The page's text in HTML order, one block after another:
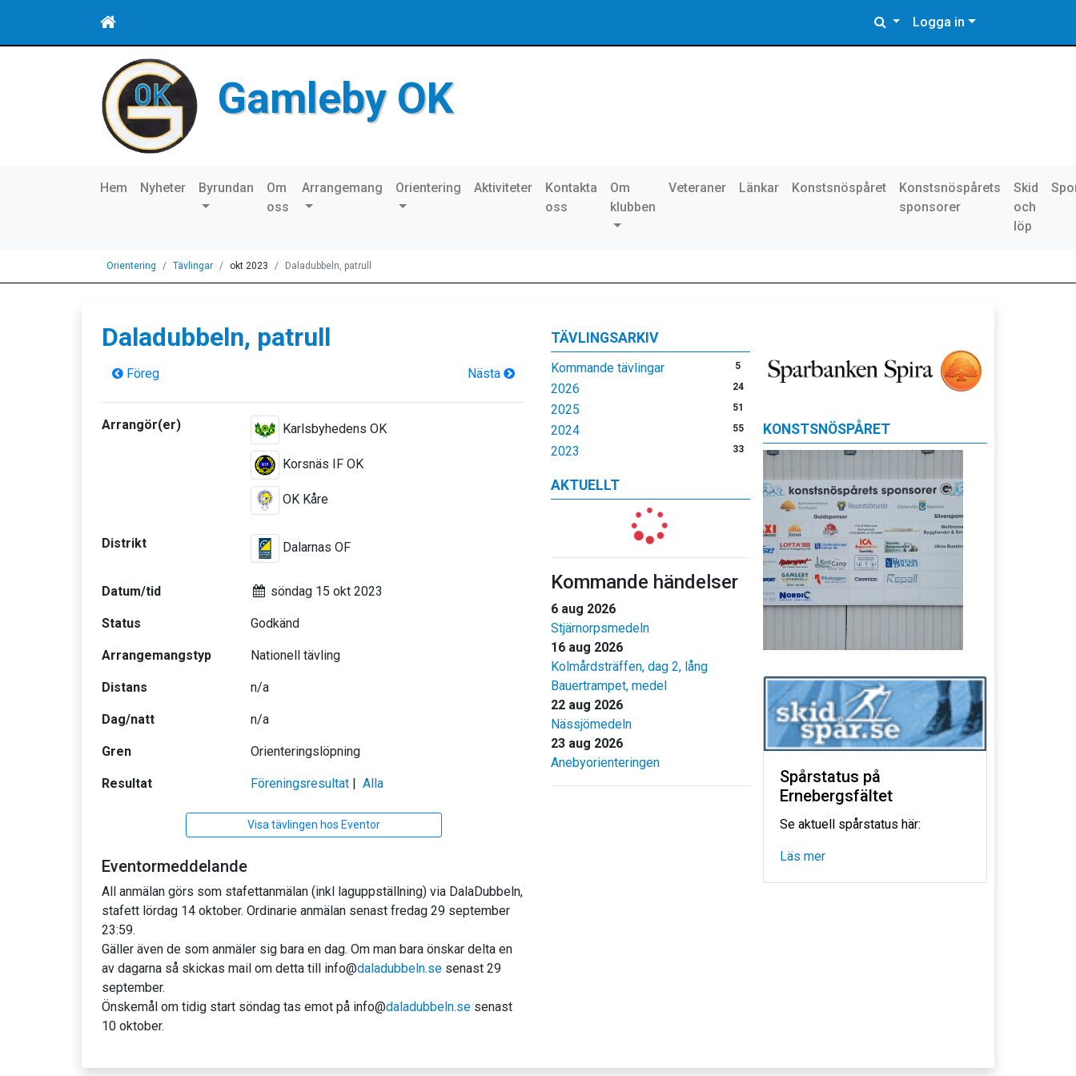
Logga in
Gamleby OK
Hem Nyheter Byrundan
Om
oss
Arrangemang Orientering Aktiviteter
Kontakta
oss
Om
klubben
Veteraner Länkar Konstsnöspåret
Konstsnöspårets
sponsorer
Skid
och
löp
Orientering Tävlingar okt 2023 Daladubbeln, patrull
TÄVLINGSARKIV
Kommande tävlingar 5
2026 24
2025 51
2024 55
2023 33
AKTUELLT
Kommande händelser
6 aug 2026
Stjärnorpsmedeln
16 aug 2026
Kolmårdsträffen, dag 2, lång
Bauertrampet, medel
22 aug 2026
Nässjömedeln
23 aug 2026
Anebyorienteringen
Daladubbeln, patrull
Föreg Nästa
Arrangör(er) Karlsbyhedens OK
Korsnäs IF OK
OK Kåre
Distrikt Dalarnas OF
Datum/tid söndag 15 okt 2023
Status Godkänd
Arrangemangstyp Nationell tävling
Distans n/a
Dag/natt n/a
Gren Orienteringslöpning
Resultat Föreningsresultat |Alla
Visa tävlingen hos Eventor
Eventormeddelande
All anmälan görs som stafettanmälan (inkl laguppställning) via DalaDubbeln,
stafett lördag 14 oktober. Ordinarie anmälan senast fredag 29 september
23:59.
Gäller även de som anmäler sig bara en dag. Om man bara önskar delta en
av dagarna så skickas mail om detta till info@daladubbeln.se senast 29
september.
Önskemål om tidig start söndag tas emot på info@daladubbeln.se senast
10 oktober.
KONSTSNÖSPÅRET
Spårstatus på
Ernebergsfältet
Se aktuell spårstatus här:
Läs mer